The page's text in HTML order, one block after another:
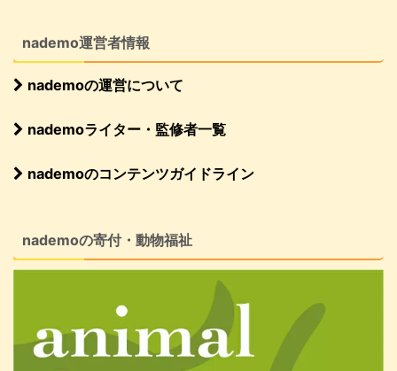
nademo運営者情報
nademoの運営について
nademoライター・監修者一覧
nademoのコンテンツガイドライン
nademoの寄付・動物福祉